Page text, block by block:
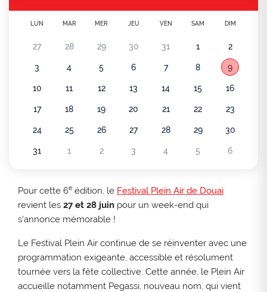
LUN MAR MER JEU VEN SAM DIM
27 28 29 30 31 1 2
3 4 5 6 7 8 9
10 11 12 13 14 15 16
17 18 19 20 21 22 23
24 25 26 27 28 29 30
31 1 2 3 4 5 6
Pour cette 6e édition, le Festival Plein Air de Douai
revient les 27 et 28 juin pour un week-end qui
s'annonce mémorable !
Le Festival Plein Air continue de se réinventer avec une
programmation exigeante, accessible et résolument
tournée vers la fête collective. Cette année, le Plein Air
accueille notamment Pegassi, nouveau nom, qui vient